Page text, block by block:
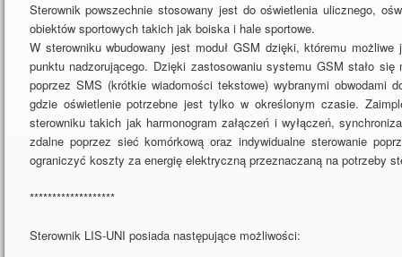
Sterownik powszechnie stosowany jest do oświetlenia ulicznego,
obiektów sportowych takich jak boiska i hale sportowe.
W sterowniku wbudowany jest moduł GSM dzięki, któremu
punktu nadzorującego. Dzięki zastosowaniu systemu GSM stało się
poprzez SMS (krótkie wiadomości tekstowe) wybranymi obwodami
gdzie oświetlenie potrzebne jest tylko w określonym czasie.
sterowniku takich jak harmonogram załączeń i wyłączeń,
zdalne poprzez sieć komórkową oraz indywidualne sterowanie
ograniczyć koszty za energię elektryczną przeznaczaną na potrzeby
*******************
Sterownik LIS-UNI posiada następujące możliwości: